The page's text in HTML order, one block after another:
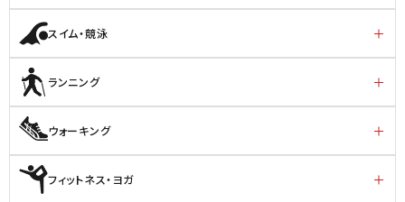
スイム・競泳
ランニング
ウォーキング
フィットネス・ヨガ